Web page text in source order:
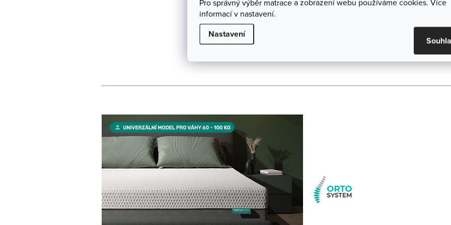
Pro správný výběr matrace a zobrazení webu používáme cookies. Více
informací v nastavení.
Nastavení